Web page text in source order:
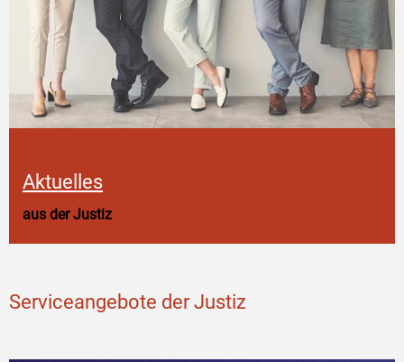
Aktuelles
aus der Justiz
Serviceangebote der Justiz